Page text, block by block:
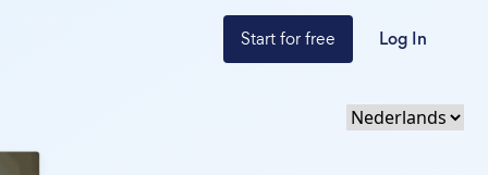
Start for free Log In